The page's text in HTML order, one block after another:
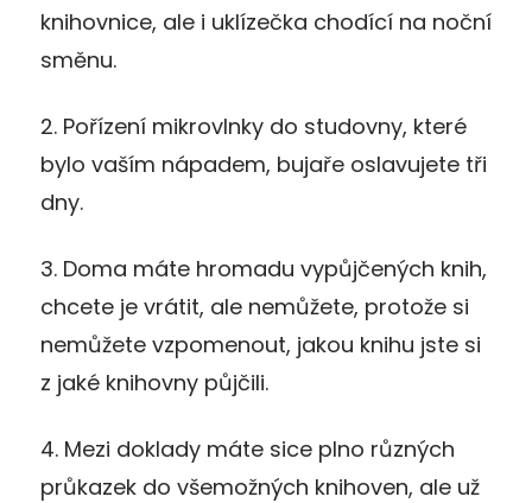
knihovnice, ale i uklízečka chodící na noční
směnu.
2. Pořízení mikrovlnky do studovny, které
bylo vaším nápadem, bujaře oslavujete tři
dny.
3. Doma máte hromadu vypůjčených knih,
chcete je vrátit, ale nemůžete, protože si
nemůžete vzpomenout, jakou knihu jste si
z jaké knihovny půjčili.
4. Mezi doklady máte sice plno různých
průkazek do všemožných knihoven, ale už